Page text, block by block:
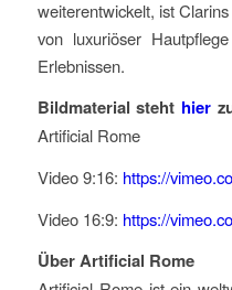
weiterentwickelt, ist
von luxuriöser
Erlebnissen.
Bildmaterial steht hier
Artificial Rome
Video 9:16: https://
Video 16:9: https://
Über Artificial Rome